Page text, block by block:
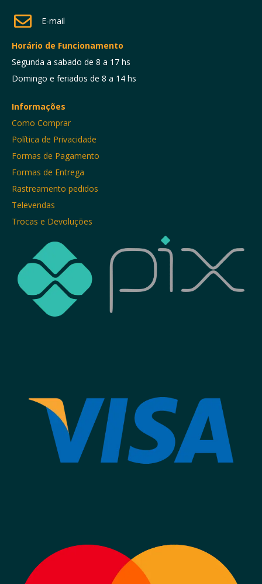
E-mail
Horário de Funcionamento
Segunda a sabado de 8 a 17 hs
Domingo e feriados de 8 a 14 hs
Informações
Como Comprar
Política de Privacidade
Formas de Pagamento
Formas de Entrega
Rastreamento pedidos
Televendas
Trocas e Devoluções